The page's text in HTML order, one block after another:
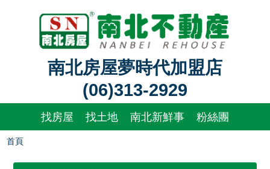
南北房屋夢時代加盟店
(06)313-2929
找房屋 找土地 南北新鮮事 粉絲團
首頁